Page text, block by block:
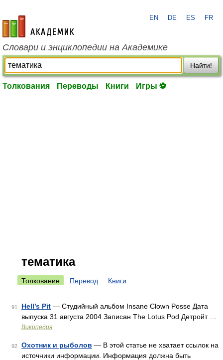
academic.ru
EN DE ES FR
Словари и энциклопедии на Академике
Найти!
Толкования Переводы Книги Игры ⚽
тематика
Толкование Перевод Книги
91 Hell’s Pit — Студийный альбом Insane Clown Posse Дата
выпуска 31 августа 2004 Записан The Lotus Pod Детройт …
Википедия
92 Охотник и рыболов — В этой статье не хватает ссылок на
источники информации. Информация должна быть